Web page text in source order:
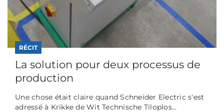
RÉCIT
La solution pour deux processus de
production
Une chose était claire quand Schneider Electric s'est
adressé à Krikke de Wit Technische Tiloplos...